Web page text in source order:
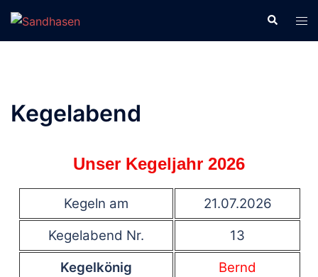
Kegelabend
Unser Kegeljahr 2026
Kegeln am
21.07.2026
Kegelabend Nr.
13
Kegelkönig
Bernd